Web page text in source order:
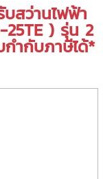
บสว่านไฟฟ้า
25TE ) รุ่น 2
ำกับภาษีได้*